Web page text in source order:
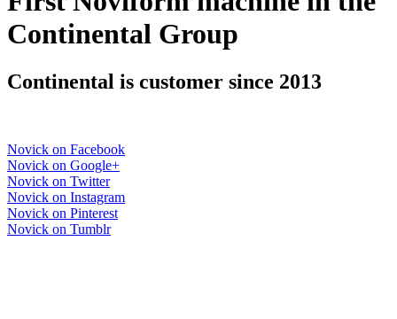
Continental Group
Continental is customer since 2013
Novick on Facebook
Novick on Google+
Novick on Twitter
Novick on Instagram
Novick on Pinterest
Novick on Tumblr